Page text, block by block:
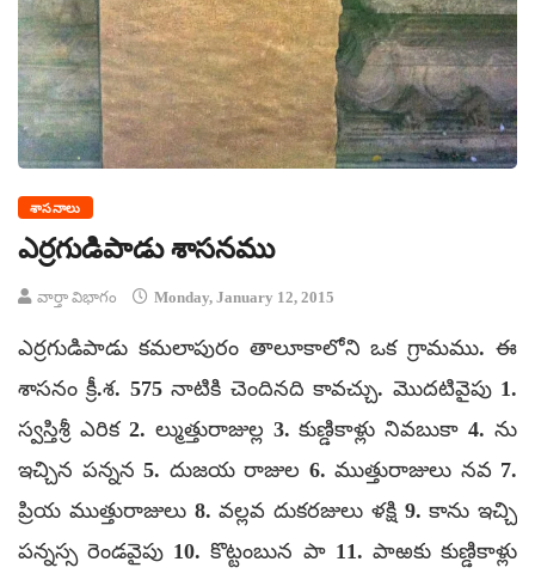
శాసనాలు
ఎర్రగుడిపాడు శాసనము
వార్తా విభాగం Monday, January 12, 2015
ఎర్రగుడిపాడు కమలాపురం తాలూకాలోని ఒక గ్రామము. ఈ
శాసనం క్రీ.శ. 575 నాటికి చెందినది కావచ్చు. మొదటివైపు 1.
స్వస్తిశ్రీ ఎరిక 2. ల్ముత్తురాజుల్ల 3. కుణ్డికాళ్లు నివబుకా 4. ను
ఇచ్చిన పన్నన 5. దుజయ రాజుల 6. ముత్తురాజులు నవ 7.
ప్రియ ముత్తురాజులు 8. వల్లవ దుకరజులు ళక్షి 9. కాను ఇచ్చి
పన్నస్స రెండవైపు 10. కొట్టంబున పా 11. పాఱకు కుణ్డికాళ్లు